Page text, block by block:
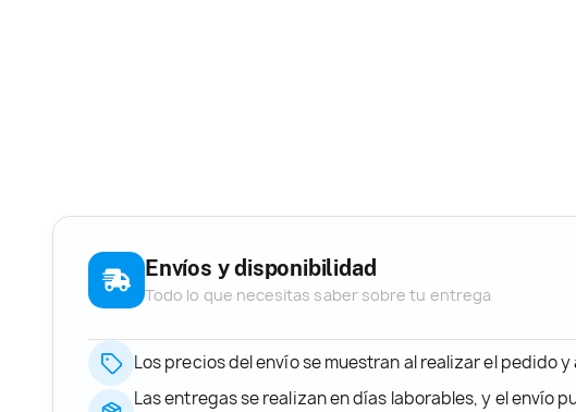
Envíos y disponibilidad
Todo lo que necesitas saber sobre tu entrega
Los precios del envío se muestran al realizar el pedido y
Las entregas se realizan en días laborables, y el envío